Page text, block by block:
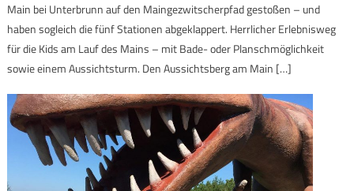
Main bei Unterbrunn auf den Maingezwitscherpfad gestoßen – und
haben sogleich die fünf Stationen abgeklappert. Herrlicher Erlebnisweg
für die Kids am Lauf des Mains – mit Bade- oder Planschmöglichkeit
sowie einem Aussichtsturm. Den Aussichtsberg am Main […]